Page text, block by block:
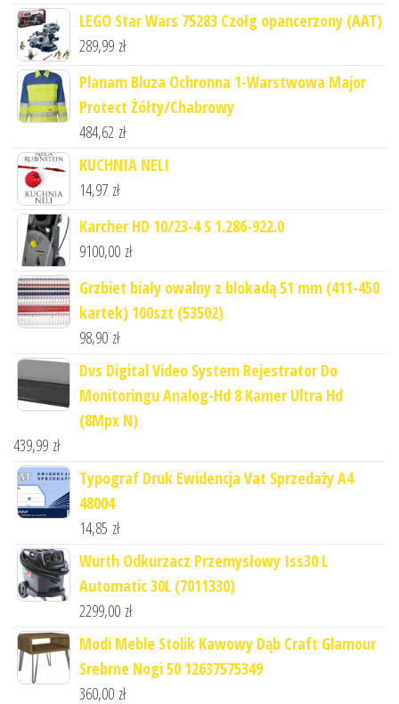
LEGO Star Wars 75283 Czołg opancerzony (AAT)
289,99 zł
Planam Bluza Ochronna 1-Warstwowa Major
Protect Żółty/Chabrowy
484,62 zł
KUCHNIA NELI
14,97 zł
Karcher HD 10/23-4 S 1.286-922.0
9100,00 zł
Grzbiet biały owalny z blokadą 51 mm (411-450
kartek) 100szt (53502)
98,90 zł
Dvs Digital Video System Rejestrator Do
Monitoringu Analog-Hd 8 Kamer Ultra Hd
(8Mpx N)
439,99 zł
Typograf Druk Ewidencja Vat Sprzedaży A4
48004
14,85 zł
Wurth Odkurzacz Przemysłowy Iss30 L
Automatic 30L (7011330)
2299,00 zł
Modi Meble Stolik Kawowy Dąb Craft Glamour
Srebrne Nogi 50 12637575349
360,00 zł